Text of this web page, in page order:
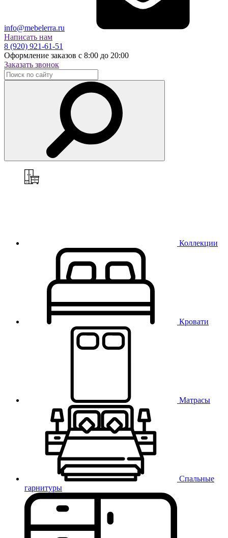
info@mebelerra.ru
Написать нам
8 (920) 921-61-51
Оформление заказов с 8:00 до 20:00
Заказать звонок
Коллекции
Кровати
Матрасы
Спальные
гарнитуры